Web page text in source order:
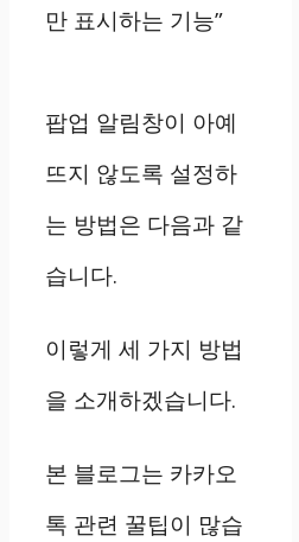
만 표시하는 기능”
팝업 알림창이 아예
뜨지 않도록 설정하
는 방법은 다음과 같
습니다.
이렇게 세 가지 방법
을 소개하겠습니다.
본 블로그는 카카오
톡 관련 꿀팁이 많습